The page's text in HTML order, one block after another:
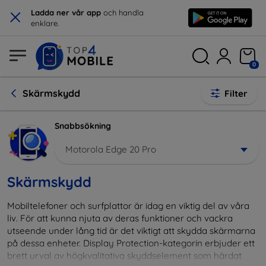
× Ladda ner vår app och handla
enklare.
0
Skärmskydd Filter
Snabbsökning
Motorola Edge 20 Pro
Skärmskydd
Mobiltelefoner och surfplattor är idag en viktig del av våra
liv. För att kunna njuta av deras funktioner och vackra
utseende under lång tid är det viktigt att skydda skärmarna
på dessa enheter. Display Protection-kategorin erbjuder ett
brett urval av högkvalitativa skyddselement som härdat